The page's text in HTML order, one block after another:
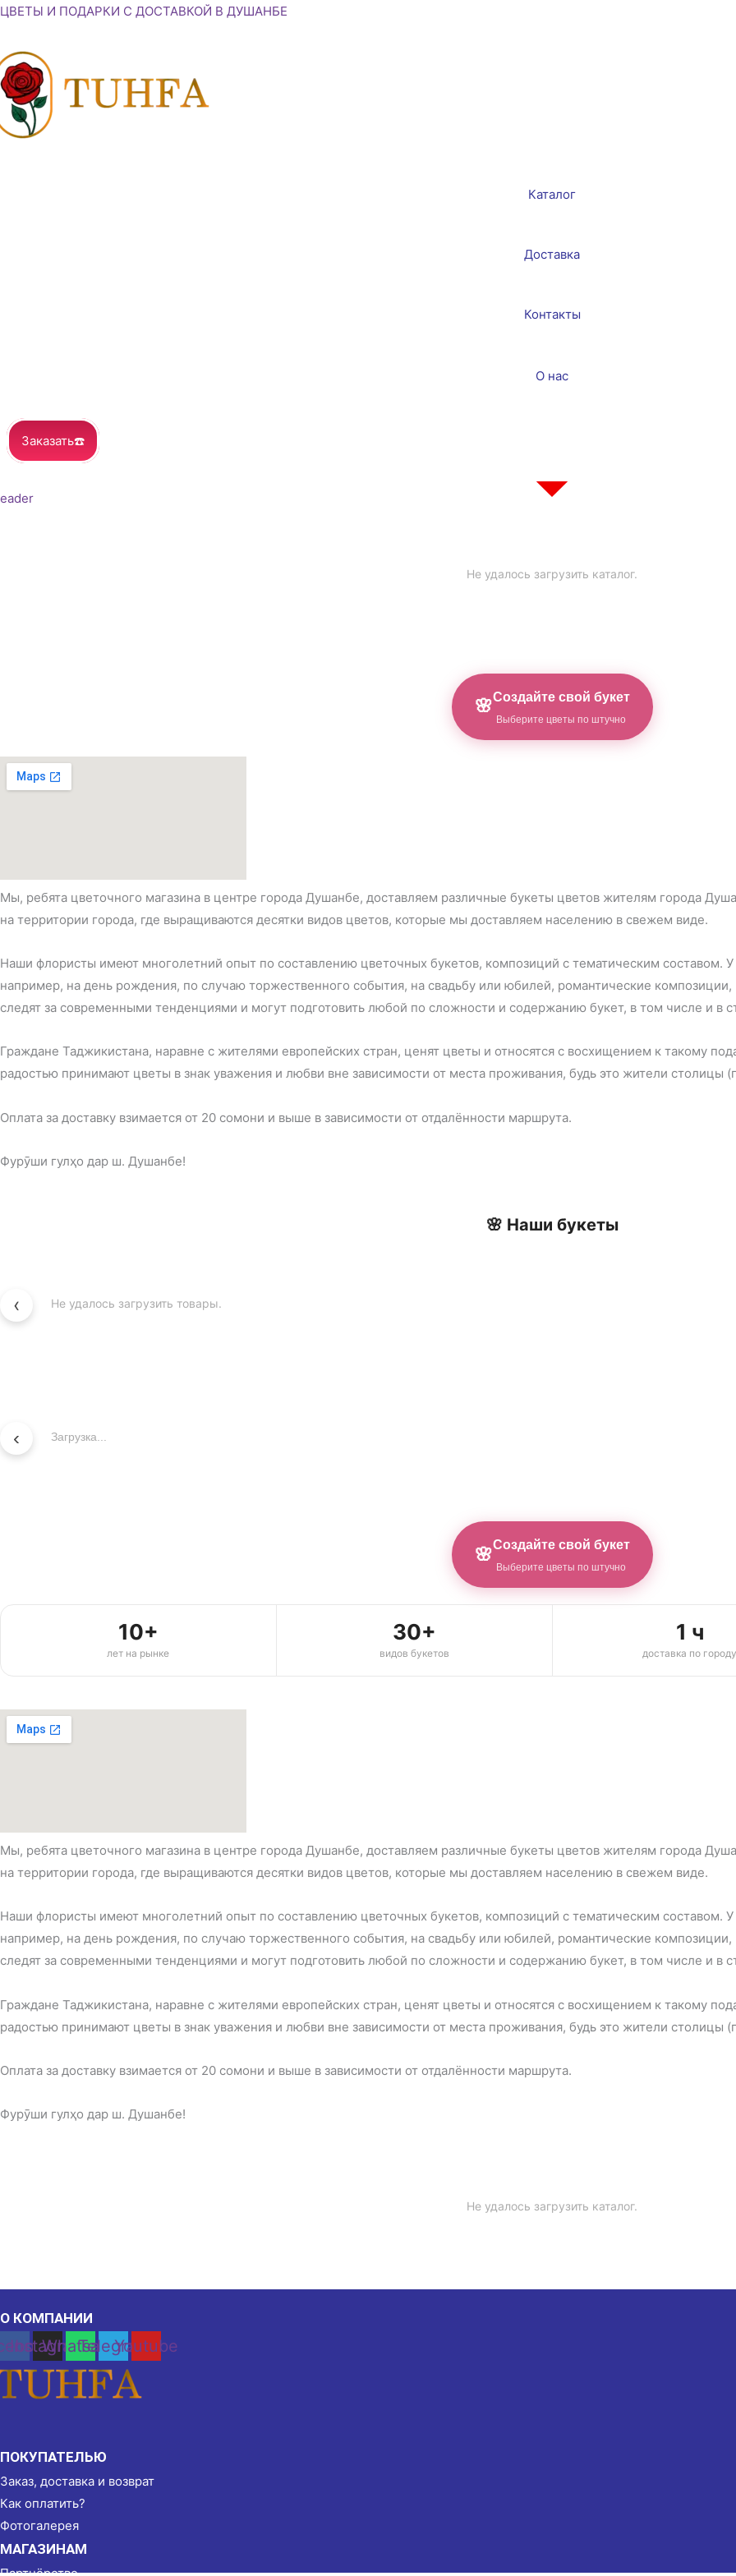
Перейти
содержимому
ЦВЕТЫ И ПОДАРКИ С ДОСТАВКОЙ В ДУШАНБЕ
Каталог
Доставка
Контакты
О нас
Заказать☎️
Не удалось загрузить каталог.
🌸Создайте свой букет
Выберите цветы по штучно
Мы, ребята цветочного магазина в центре города Душанбе, доставляем различные букеты цветов жителям города
на территории города, где выращиваются десятки видов цветов, которые мы доставляем населению в свежем виде.
Наши флористы имеют многолетний опыт по составлению цветочных букетов, композиций с тематическим
например, на день рождения, по случаю торжественного события, на свадьбу или юбилей, романтические
следят за современными тенденциями и могут подготовить любой по сложности и содержанию букет, в том числе и в
Граждане Таджикистана, наравне с жителями европейских стран, ценят цветы и относятся с восхищением к такому
радостью принимают цветы в знак уважения и любви вне зависимости от места проживания, будь это жители столицы
Оплата за доставку взимается от 20 сомони и выше в зависимости от отдалённости маршрута.
Фурӯши гулҳо дар ш. Душанбе!
🌸 Наши букеты
‹ Не удалось загрузить товары.
‹ Загрузка...
🌸Создайте свой букет
Выберите цветы по штучно
10+
лет на рынке
30+
видов букетов
1 ч
доставка по
Мы, ребята цветочного магазина в центре города Душанбе, доставляем различные букеты цветов жителям города
на территории города, где выращиваются десятки видов цветов, которые мы доставляем населению в свежем виде.
Наши флористы имеют многолетний опыт по составлению цветочных букетов, композиций с тематическим
например, на день рождения, по случаю торжественного события, на свадьбу или юбилей, романтические
следят за современными тенденциями и могут подготовить любой по сложности и содержанию букет, в том числе и в
Граждане Таджикистана, наравне с жителями европейских стран, ценят цветы и относятся с восхищением к такому
радостью принимают цветы в знак уважения и любви вне зависимости от места проживания, будь это жители столицы
Оплата за доставку взимается от 20 сомони и выше в зависимости от отдалённости маршрута.
Фурӯши гулҳо дар ш. Душанбе!
Не удалось загрузить каталог.
О КОМПАНИИ
Instagram
Whatsapp
Telegram
Youtube
ПОКУПАТЕЛЬЮ
Заказ, доставка и возврат
Как оплатить?
Фотогалерея
МАГАЗИНАМ